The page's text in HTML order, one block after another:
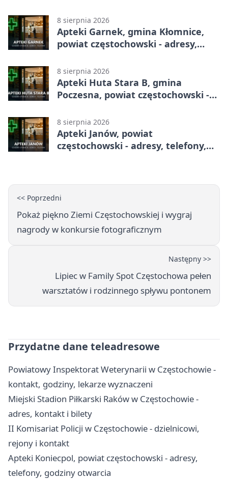
8 sierpnia 2026
Apteki Garnek, gmina Kłomnice,
powiat częstochowski - adresy,
8 sierpnia 2026
Apteki Huta Stara B, gmina
Poczesna, powiat częstochowski -
8 sierpnia 2026
Apteki Janów, powiat
częstochowski - adresy, telefony,
<< Poprzedni
Pokaż piękno Ziemi Częstochowskiej i wygraj
nagrody w konkursie fotograficznym
Następny >>
Lipiec w Family Spot Częstochowa pełen
warsztatów i rodzinnego spływu pontonem
Przydatne dane teleadresowe
Powiatowy Inspektorat Weterynarii w Częstochowie -
kontakt, godziny, lekarze wyznaczeni
Miejski Stadion Piłkarski Raków w Częstochowie -
adres, kontakt i bilety
II Komisariat Policji w Częstochowie - dzielnicowi,
rejony i kontakt
Apteki Koniecpol, powiat częstochowski - adresy,
telefony, godziny otwarcia